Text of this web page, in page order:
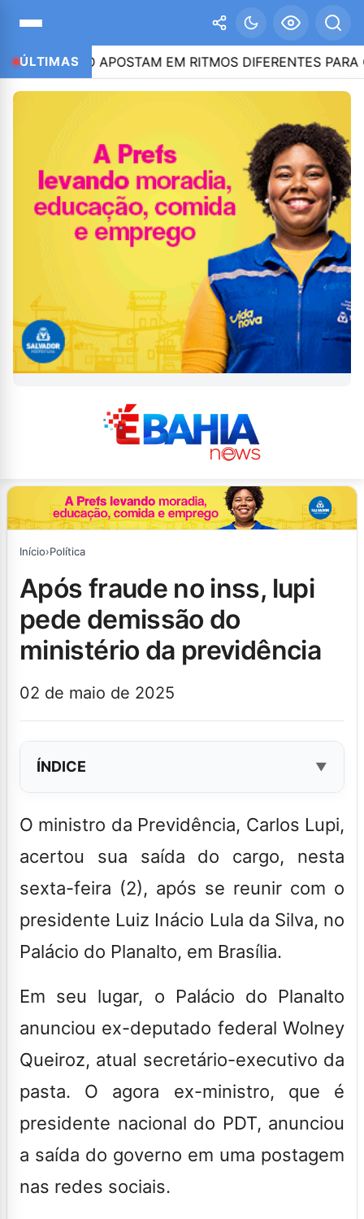
ÚLTIMAS
APOSTAM EM RITMOS DIFERENTES PARA
Início›Política
após fraude no inss, lupi
pede demissão do
ministério da previdência
02 de maio de 2025
ÍNDICE
O ministro da Previdência, Carlos Lupi,
acertou sua saída do cargo, nesta
sexta-feira (2), após se reunir com o
presidente Luiz Inácio Lula da Silva, no
Palácio do Planalto, em Brasília.
Em seu lugar, o Palácio do Planalto
anunciou ex-deputado federal Wolney
Queiroz, atual secretário-executivo da
pasta. O agora ex-ministro, que é
presidente nacional do PDT, anunciou
a saída do governo em uma postagem
nas redes sociais.